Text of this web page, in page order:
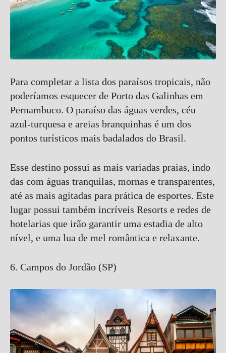
Para completar a lista dos paraísos tropicais, não
poderíamos esquecer de Porto das Galinhas em
Pernambuco. O paraíso das águas verdes, céu
azul-turquesa e areias branquinhas é um dos
pontos turísticos mais badalados do Brasil.
Esse destino possui as mais variadas praias, indo
das com águas tranquilas, mornas e transparentes,
até as mais agitadas para prática de esportes. Este
lugar possui também incríveis Resorts e redes de
hotelarias que irão garantir uma estadia de alto
nível, e uma lua de mel romântica e relaxante.
6. Campos do Jordão (SP)